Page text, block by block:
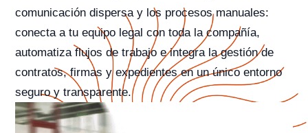
comunicación dispersa y los procesos manuales:
conecta a tu equipo legal con toda la compañía,
automatiza flujos de trabajo e integra la gestión de
contratos, firmas y expedientes en un único entorno
seguro y transparente.